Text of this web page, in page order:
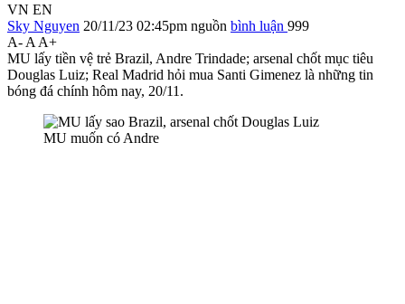
VN EN
Sky Nguyen 20/11/23 02:45pm nguồn bình luận 999
A- A A+
MU lấy tiền vệ trẻ Brazil, Andre Trindade; ars‌enal chốt mục tiêu
Douglas Luiz; Real Madrid hỏi mua Santi Gimenez là những tin
bóng đá chính hôm nay, 20/11.
MU muốn có Andre